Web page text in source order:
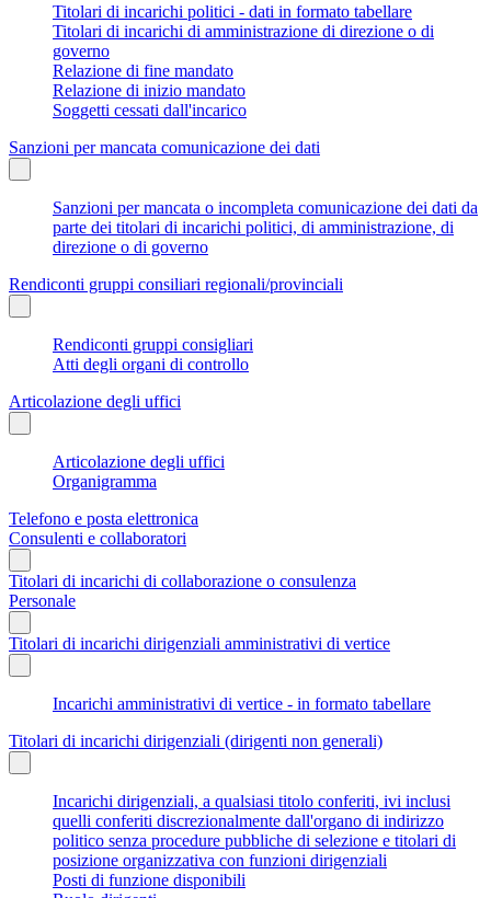
Titolari di incarichi politici - dati in formato tabellare
Titolari di incarichi di amministrazione di direzione o di
governo
Relazione di fine mandato
Relazione di inizio mandato
Soggetti cessati dall'incarico
Sanzioni per mancata comunicazione dei dati
Sanzioni per mancata o incompleta comunicazione dei dati da
parte dei titolari di incarichi politici, di amministrazione, di
direzione o di governo
Rendiconti gruppi consiliari regionali/provinciali
Rendiconti gruppi consigliari
Atti degli organi di controllo
Articolazione degli uffici
Articolazione degli uffici
Organigramma
Telefono e posta elettronica
Consulenti e collaboratori
Titolari di incarichi di collaborazione o consulenza
Personale
Titolari di incarichi dirigenziali amministrativi di vertice
Incarichi amministrativi di vertice - in formato tabellare
Titolari di incarichi dirigenziali (dirigenti non generali)
Incarichi dirigenziali, a qualsiasi titolo conferiti, ivi inclusi
quelli conferiti discrezionalmente dall'organo di indirizzo
politico senza procedure pubbliche di selezione e titolari di
posizione organizzativa con funzioni dirigenziali
Posti di funzione disponibili